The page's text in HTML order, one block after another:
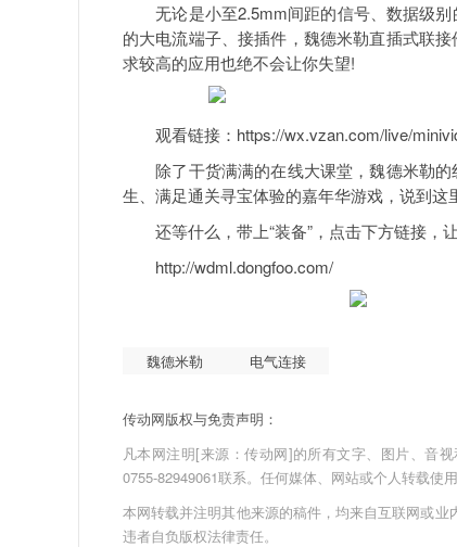
无论是小至2.5mm间距的信号、数据级别
的大电流端子、接插件，魏德米勒直插式联
求较高的应用也绝不会让你失望!
观看链接：https://wx.vzan.com/live/
除了干货满满的在线大课堂，魏德米勒的
生、满足通关寻宝体验的嘉年华游戏，说到
还等什么，带上“装备”，点击下方链接，
http://wdml.dongfoo.com/
魏德米勒 电气连接
传动网版权与免责声明：
凡本网注明[来源：传动网]的所有文字、图片、音
0755-82949061联系。任何媒体、网站或个人转载使
本网转载并注明其他来源的稿件，均来自互联网或
违者自负版权法律责任。